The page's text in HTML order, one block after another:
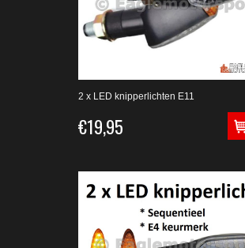
2 x LED knipperlichten E11
€19,95